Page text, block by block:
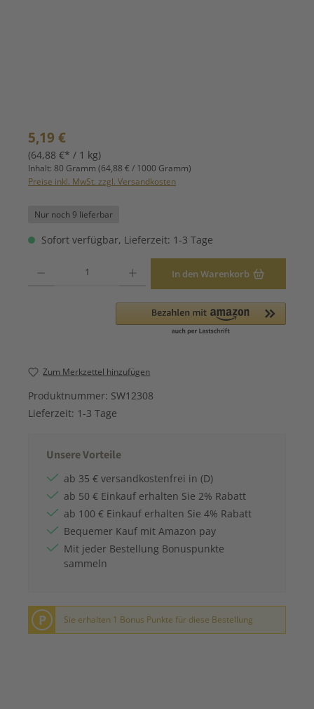
Regulärer Preis:
5,19 €
(64,88 €* / 1 kg)
Inhalt: 80 Gramm (64,88 € / 1000 Gramm)
Preise inkl. MwSt. zzgl. Versandkosten
Nur noch 9 lieferbar
Sofort verfügbar, Lieferzeit: 1-3 Tage
In den Warenkorb
Zum Merkzettel hinzufügen
Produktnummer: SW12308
Lieferzeit: 1-3 Tage
Unsere Vorteile
ab 35 € versandkostenfrei in (D)
ab 50 € Einkauf erhalten Sie 2% Rabatt
ab 100 € Einkauf erhalten Sie 4% Rabatt
Bequemer Kauf mit Amazon pay
Mit jeder Bestellung Bonuspunkte
sammeln
P Sie erhalten 1 Bonus Punkte für diese Bestellung